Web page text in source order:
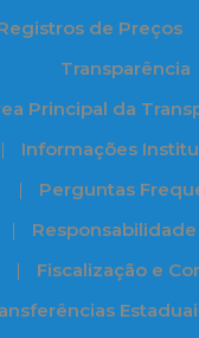
de Preços
Transparência
Principal da
Informações
Perguntas
Responsabilidade
Fiscalização e